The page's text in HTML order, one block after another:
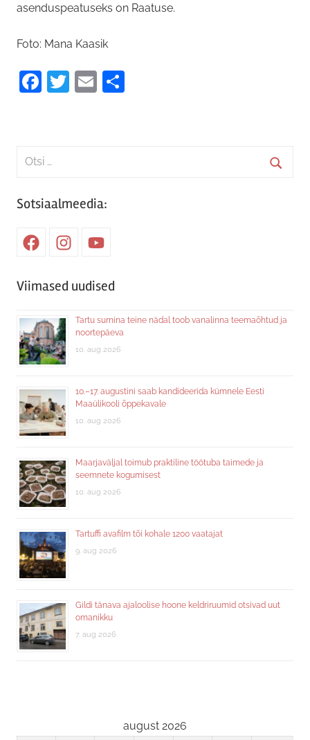
asenduspeatuseks on Raatuse.
Foto: Mana Kaasik
Facebook
Twitter
Email
Search
Sotsiaalmeedia:
FacebookInstagramYoutube
Viimased uudised
Tartu sumina teine nädal toob vanalinna teemaõhtud ja
noortepäeva
10. aug 2026
10.–17. augustini saab kandideerida kümnele Eesti
Maaülikooli õppekavale
10. aug 2026
Maarjaväljal toimub praktiline töötuba taimede ja
seemnete kogumisest
10. aug 2026
Tartuffi avafilm tõi kohale 1200 vaatajat
9. aug 2026
Gildi tänava ajaloolise hoone keldriruumid otsivad uut
omanikku
7. aug 2026
august 2026